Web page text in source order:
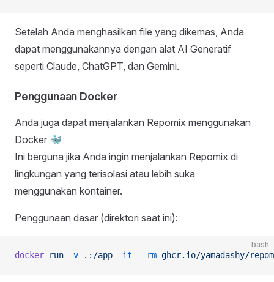
Setelah Anda menghasilkan file yang dikemas, Anda
dapat menggunakannya dengan alat AI Generatif
seperti Claude, ChatGPT, dan Gemini.
Penggunaan Docker
Anda juga dapat menjalankan Repomix menggunakan
Docker 🐳
Ini berguna jika Anda ingin menjalankan Repomix di
lingkungan yang terisolasi atau lebih suka
menggunakan kontainer.
Penggunaan dasar (direktori saat ini):
bash
docker run -v .:/app -it --rm ghcr.io/yamadashy/